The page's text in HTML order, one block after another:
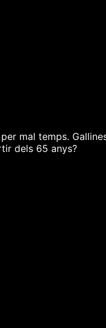
mal temps.
dels 65 anys?